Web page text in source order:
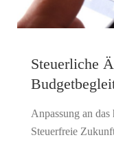
Steuerliche
Anpassung an das
Steuerfreie